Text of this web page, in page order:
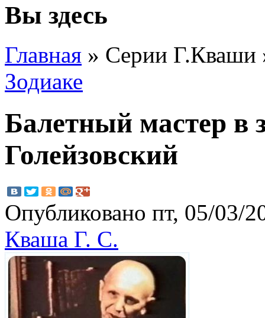
Вы здесь
Главная » Серии
Зодиаке
Балетный мастер в
Голейзовский
Опубликовано пт, 05/03/
Кваша Г. С.